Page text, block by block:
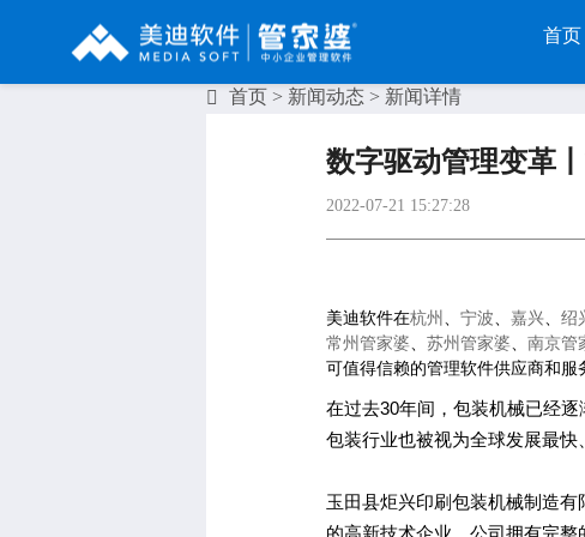
首页
管家婆分销ERP A8
管家婆分销ERP V1
管家婆D9 SAAS
管家
管家婆
管家婆
首页 > 新闻动态 > 新闻详情
数字驱动管理变革
2022-07-21 15:27:28
美迪软件在杭州 、 宁波、 嘉兴、 绍
常州管家婆、 苏州管家婆、 南京管
可值得信赖的管理软件供应商和服
在过去30年间，包装机械已经
包装行业也被视为全球发展最快
玉田县炬兴印刷包装机械制造
的高新技术企业。公司拥有完